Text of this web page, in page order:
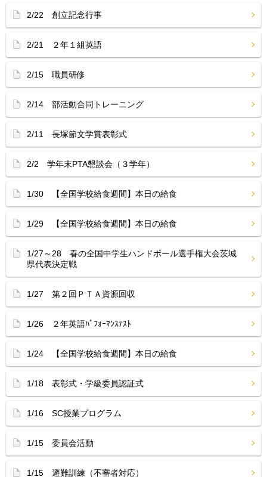
2/22 創立記念行事
2/21 ２年１組英語
2/15 職員研修
2/14 部活動合同トレーニング
2/11 長塚節文学賞表彰式
2/2 学年末PTA懇談会（３学年）
1/30 【全国学校給食週間】本日の給食
1/29 【全国学校給食週間】本日の給食
1/27～28 春の全国中学生ハンドボール選手権大会茨城
県代表決定戦
1/27 第２回ＰＴＡ資源回収
1/26 ２年英語ﾊﾟﾌｫｰﾏﾝｽﾃｽﾄ
1/24 【全国学校給食週間】本日の給食
1/18 表彰式・学級委員認証式
1/16 SC授業プログラム
1/15 委員会活動
1/15 避難訓練（不審者対応）